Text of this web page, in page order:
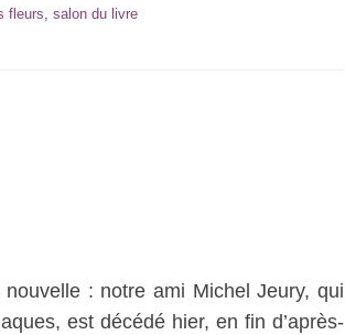
fleurs, salon du livre
: notre ami Michel Jeury, qui
est décédé hier, en fin d’après-